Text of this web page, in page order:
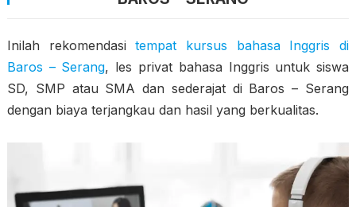
Inilah rekomendasitempat kursus bahasa Inggris di
Baros – Serang, les privat bahasa Inggris untuk siswa
SD, SMP atau SMA dan sederajat di Baros – Serang
dengan biaya terjangkau dan hasil yang berkualitas.